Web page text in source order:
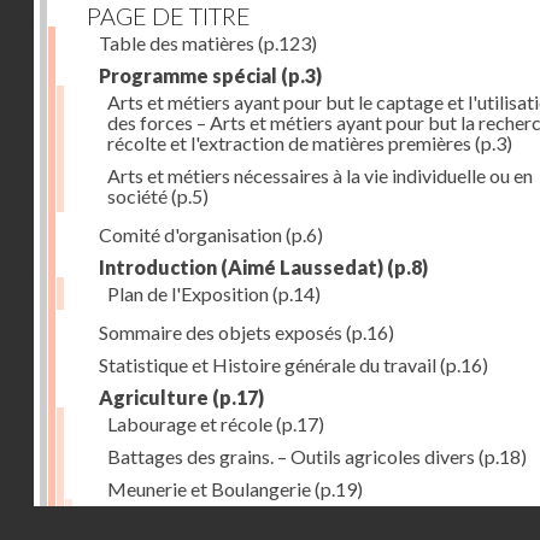
PAGE DE TITRE
Table des matières (p.123)
Programme spécial (p.3)
Arts et métiers ayant pour but le captage et
des forces – Arts et métiers ayant pour but la
récolte et l'extraction de matières premières (p.3)
Arts et métiers nécessaires à la vie individuelle ou en
société(p.5)
Comité d'organisation(p.6)
Introduction (Aimé Laussedat) (p.8)
Plan de l'Exposition(p.14)
Sommaire des objets exposés (p.16)
Statistique et Histoire générale du travail(p.16)
Agriculture (p.17)
Labourage et récole(p.17)
Battages des grains. – Outils agricoles divers (p.18)
Meunerie et Boulangerie(p.19)